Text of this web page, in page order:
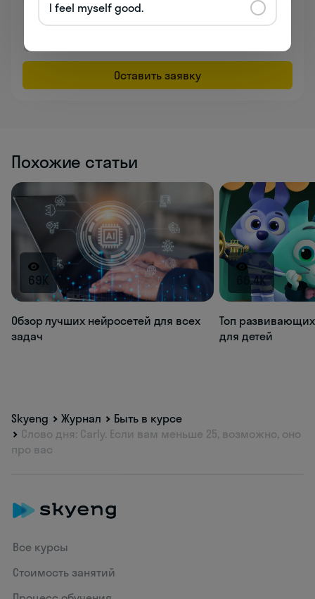
персональных данных
Оставить заявку
Похожие статьи
69K
Обзор лучших нейросетей для всех
задач
66.4K
Топ
для детей
Skyeng Журнал
Быть в курсе
Слово дня: Carly. Если вам меньше 25, возможно, оно
про вас
Все курсы
Стоимость занятий
I feel myself good.